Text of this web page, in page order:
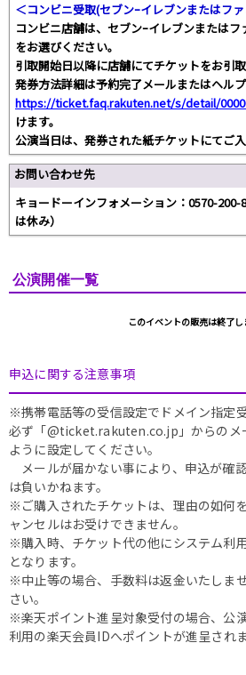
＜コンビニ受取(セブンｰイレブンまたはフ
コンビニ店舗は、セブンｰイレブンまたは
をお選びください。
引取開始日以降に店舗にてチケットをお引取
発券方法詳細は予約完了メールまたはヘル
https://ticket.faq.rakuten.net/s/detail/
けます。
公演当日は、発券された紙チケットにてご入
お問い合わせ先
キョードーインフォメーション：0570-200-
は休み）
公演開催一覧
このイベントの販売は終了
申込に関する注意事項
※携帯電話等の受信設定でドメイン指定
必ず「@ticket.rakuten.co.jp」からのメ
ように設定してください。
メールが届かない事により、申込が確
は負いかねます。
※ご購入されたチケットは、理由の如何
ャンセルはお受けできません。
※購入時、チケット代の他にシステム利
となります。
※中止等の場合、手数料は返金いたしま
さい。
※楽天ポイント進呈対象受付の場合、公
利用の楽天会員IDへポイントが進呈されま